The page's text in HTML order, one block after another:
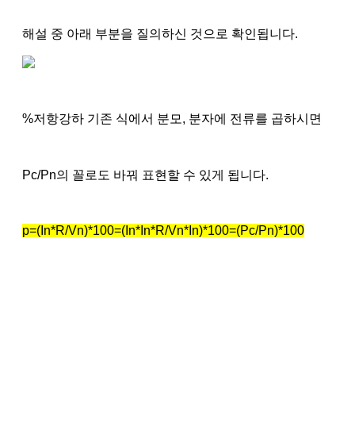
해설 중 아래 부분을 질의하신 것으로 확인됩니다.
%저항강하 기존 식에서 분모, 분자에 전류를 곱하시면
Pc/Pn의 꼴로도 바꿔 표현할 수 있게 됩니다.
p=(In*R/Vn)*100=(In*In*R/Vn*In)*100=(Pc/Pn)*100